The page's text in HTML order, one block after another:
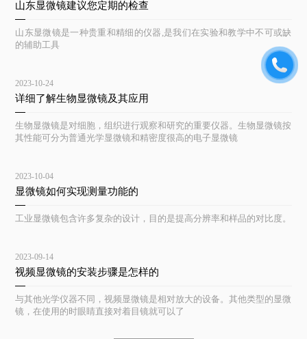
山东显微镜建议您定期的检查
山东显微镜是一种贵重和精细的仪器,是我们在实验和教学中不可或缺
的辅助工具
2023-10-24
详细了解生物显微镜及其应用
生物显微镜是对细胞，组织进行观察和研究的重要仪器。生物显微镜按
其性能可分为普通光学显微镜和精密度很高的电子显微镜
2023-10-04
显微镜如何实现测量功能的
工业显微镜包含许多复杂的设计，目的是提高分辨率和样品的对比度。
2023-09-14
视频显微镜的安装步骤是怎样的
与其他光学仪器不同，视频显微镜是相对放大的设备。其他类型的显微
镜，在使用的时眼睛直接对着目镜就可以了